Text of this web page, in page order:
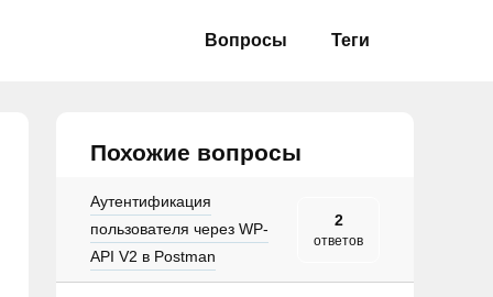
Вопросы Теги
Похожие вопросы
Аутентификация
пользователя через WP-
API V2 в Postman
2
ответов